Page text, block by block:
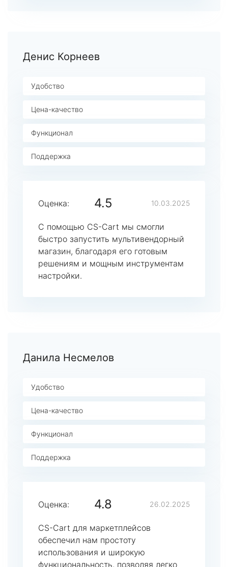
Денис Корнеев
Удобство
Цена-качество
Функционал
Поддержка
Оценка: 4.5 10.03.2025
С помощью CS-Cart мы смогли
быстро запустить мультивендорный
магазин, благодаря его готовым
решениям и мощным инструментам
настройки.
Данила Несмелов
Удобство
Цена-качество
Функционал
Поддержка
Оценка: 4.8 26.02.2025
CS-Cart для маркетплейсов
обеспечил нам простоту
использования и широкую
функциональность, позволяя легко